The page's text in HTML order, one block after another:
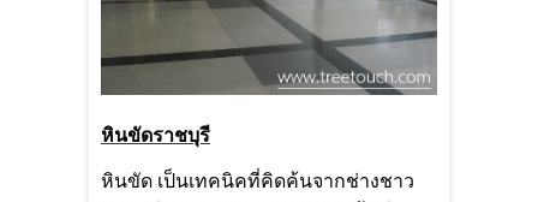
หินขัดราชบุรี
หินขัด เป็นเทคนิคที่คิดค้นจากช่างชาว